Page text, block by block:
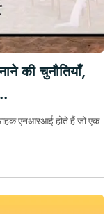
की चुनौतियाँ,
#Travel
एनआरआई होते हैं जो एक